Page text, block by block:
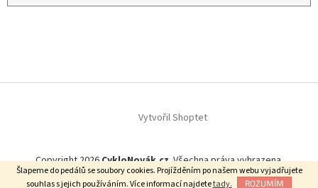
Šlapeme do pedálů se soubory cookies. Projížděním po našem webu vyjadřujete
souhlas s jejich používáním. Více informací najdetetady. ROZUMÍM
Vytvořil Shoptet
Copyright 2026CykloNovák.cz. Všechna práva vyhrazena.
Našli jste lepší cenu?